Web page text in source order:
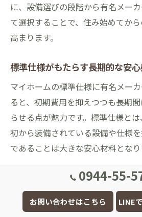
に、設備選びの段階から有名メー
て選択することで、住み始めてか
高まります。
標準仕様がもたらす長期的な安
マイホームの標準仕様に有名メー
ると、初期費用を抑えつつも長期
らせる点が魅力です。標準仕様と
初から装備されている設備や仕様を
であることは大きな安心材料となり
耐久性や省エネ性能に優れた設備
れば、リフォームや修繕の頻度が
ナンスコストも抑えられます。例
0944-55-
お問い合わせはこちら LINE